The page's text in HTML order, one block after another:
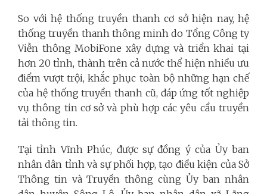
So với hệ thống truyền thanh cơ sở hiện nay, hệ
thống truyền thanh thông minh do Tổng Công ty
Viễn thông MobiFone xây dựng và triển khai tại
hơn 20 tỉnh, thành trên cả nước thể hiện nhiều ưu
điểm vượt trội, khắc phục toàn bộ những hạn chế
của hệ thống truyền thanh cũ, đáp ứng tốt nghiệp
vụ thông tin cơ sở và phù hợp các yêu cầu truyền
tải thông tin.
Tại tỉnh Vĩnh Phúc, được sự đồng ý của Ủy ban
nhân dân tỉnh và sự phối hợp, tạo điều kiện của Sở
Thông tin và Truyền thông cùng Ủy ban nhân